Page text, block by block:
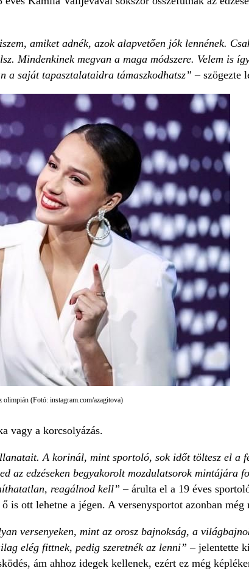
amiket adnék, azok alapvetően jók lennének.
Mindenkinek megvan a maga módszere. Velem is
a saját tapasztalataidra támaszkodhatsz” – szögezte
(Fotó: instagram.com/azagitova)
vagy a korcsolyázás.
A korinál, mint sportoló, sok időt töltesz el a
az edzéseken begyakorolt mozdulatsorok mintájára
reagálnod kell” – árulta el a 19 éves
ott lehetne a jégen. A versenysportot azonban még
versenyeken, mint az orosz bajnokság, a
elég fittnek, pedig szeretnék az lenni” – jelentette
ám ahhoz idegek kellenek, ezért ez még